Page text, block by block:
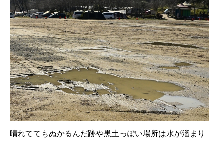
晴れててもぬかるんだ跡や黒土っぽい場所は水が溜まり